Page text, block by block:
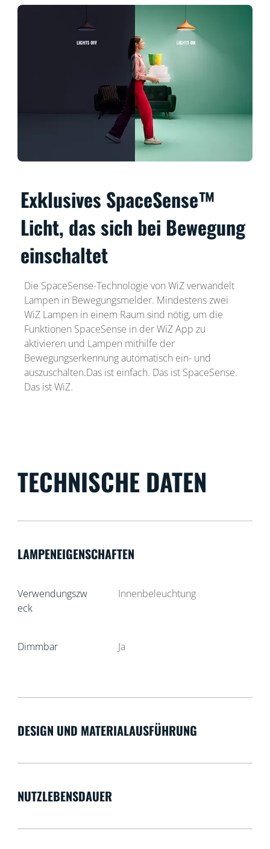
Exklusives SpaceSense™
Licht, das sich bei Bewegung
einschaltet
Die SpaceSense-Technologie von WiZ verwandelt
Lampen in Bewegungsmelder. Mindestens zwei
WiZ Lampen in einem Raum sind nötig, um die
Funktionen SpaceSense in der WiZ App zu
aktivieren und Lampen mithilfe der
Bewegungserkennung automatisch ein- und
auszuschalten.Das ist einfach. Das ist SpaceSense.
Das ist WiZ.
TECHNISCHE DATEN
LAMPENEIGENSCHAFTEN
Verwendungszw
eck
Innenbeleuchtung
Dimmbar Ja
DESIGN UND MATERIALAUSFÜHRUNG
NUTZLEBENSDAUER